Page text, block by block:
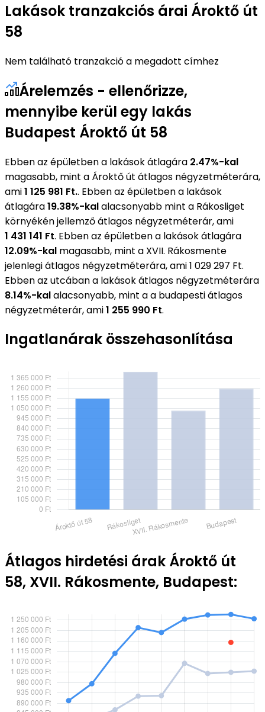
Lakások tranzakciós árai Ároktő út
58
Nem található tranzakció a megadott címhez
Árelemzés - ellenőrizze,
mennyibe kerül egy lakás
Budapest Ároktő út 58
Ebben az épületben a lakások átlagára 2.47%-kal
magasabb, mint a Ároktő út átlagos négyzetméterára,
ami1 125 981 Ft.. Ebben az épületben a lakások
átlagára19.38%-kalalacsonyabb mint a Rákosliget
környékén jellemző átlagos négyzetméterár, ami
1 431 141 Ft. Ebben az épületben a lakások átlagára
12.09%-kal magasabb, mint a XVII. Rákosmente
jelenlegi átlagos négyzetméterára, ami 1 029 297 Ft.
Ebben az utcában a lakások átlagos négyzetméterára
8.14%-kalalacsonyabb, mint a a budapesti átlagos
négyzetméterár, ami1 255 990 Ft.
Ingatlanárak összehasonlítása
Átlagos hirdetési árak Ároktő út
58, XVII. Rákosmente, Budapest: